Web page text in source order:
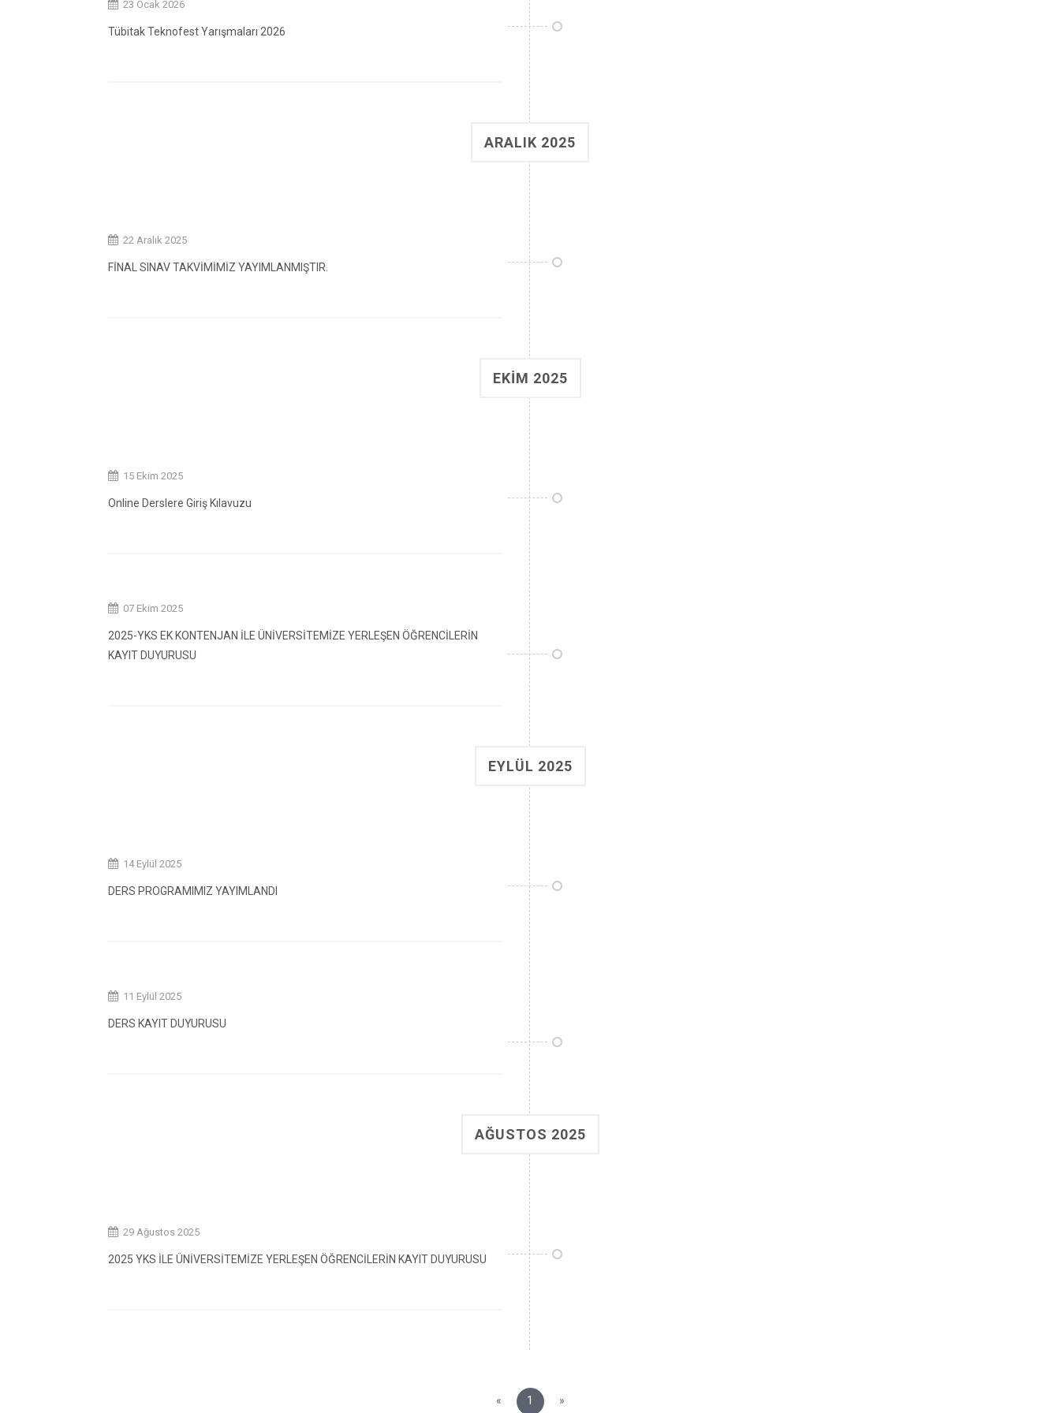
23 Ocak 2026
Tübitak Teknofest Yarışmaları 2026
ARALIK 2025
22 Aralık 2025
FİNAL SINAV TAKVİMİMİZ YAYIMLANMIŞTIR.
EKIM 2025
15 Ekim 2025
Online Derslere Giriş Kılavuzu
07 Ekim 2025
2025-YKS EK KONTENJAN İLE ÜNİVERSİTEMİZE YERLEŞEN ÖĞRENCİLERİN
KAYIT DUYURUSU
EYLÜL 2025
14 Eylül 2025
DERS PROGRAMIMIZ YAYIMLANDI
11 Eylül 2025
DERS KAYIT DUYURUSU
AĞUSTOS 2025
29 Ağustos 2025
2025 YKS İLE ÜNİVERSİTEMİZE YERLEŞEN ÖĞRENCİLERİN KAYIT DUYURUSU
« 1 »